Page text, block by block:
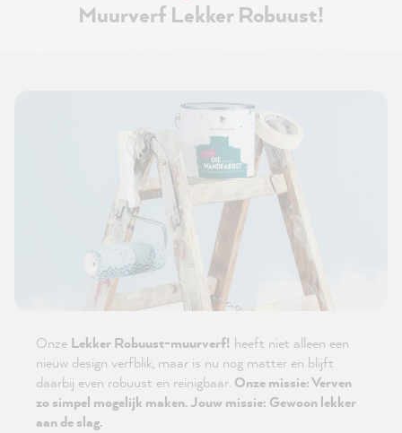
Muurverf Lekker Robuust!
Onze Lekker Robuust-muurverf! heeft niet alleen een
nieuw design verfblik, maar is nu nog matter en blijft
daarbij even robuust en reinigbaar. Onze missie: Verven
zo simpel mogelijk maken. Jouw missie: Gewoon lekker
aan de slag.